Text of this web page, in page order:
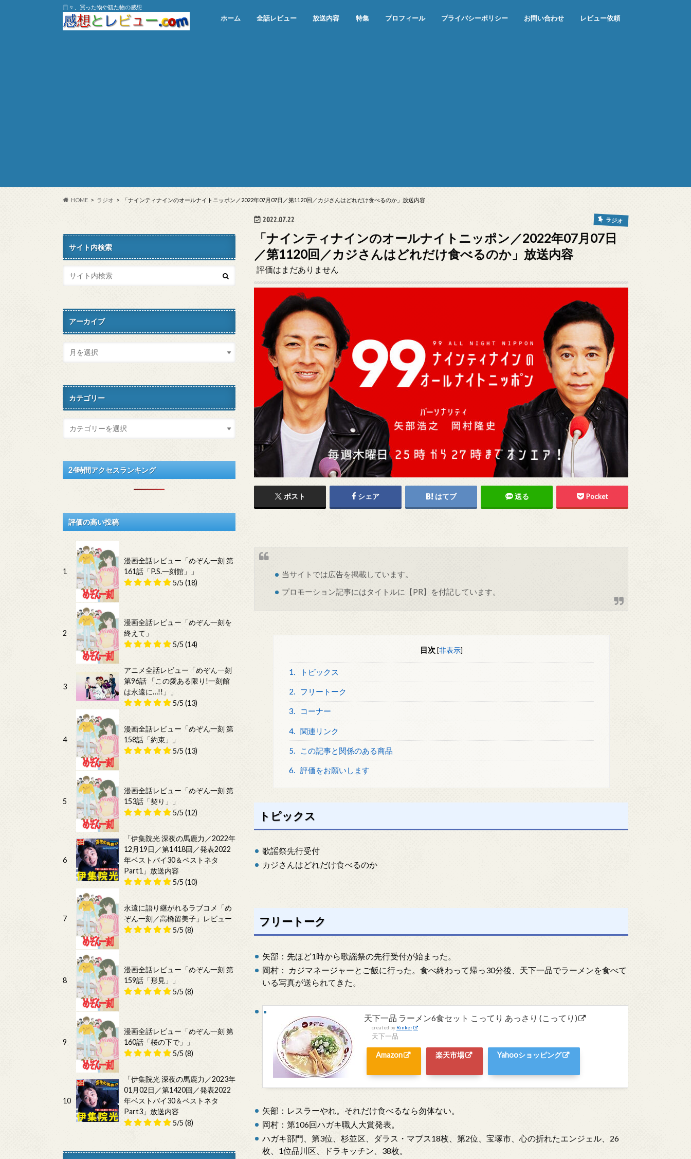
日々、買った物や観た物の感想
ホーム 全話レビュー 放送内容 特集 プロフィール プライバシーポリシー お問い合わせ レビュー依頼
HOME ラジオ 「ナインティナインのオールナイトニッポン／2022年07月07日／第1120回／カジさんはどれだけ食べるのか」放送内容
2022.07.22 ラジオ
「ナインティナインのオールナイトニッポン／2022年07月07日
／第1120回／カジさんはどれだけ食べるのか」放送内容
評価はまだありません
ポスト シェア はてブ 送る Pocket
当サイトでは広告を掲載しています。
プロモーション記事にはタイトルに【PR】を付記しています。
目次 [非表示]
1. トピックス
2. フリートーク
3. コーナー
4. 関連リンク
5. この記事と関係のある商品
6. 評価をお願いします
トピックス
歌謡祭先行受付
カジさんはどれだけ食べるのか
フリートーク
矢部：先ほど1時から歌謡祭の先行受付が始まった。
岡村： カジマネージャーとご飯に行った。食べ終わって帰っ30分後、天下一品でラーメンを食べて
いる写真が送られてきた。
天下一品 ラーメン6食セット こってり あっさり (こってり)
created by Rinker
天下一品
Amazon 楽天市場 Yahooショッピング
矢部：レスラーやれ。それだけ食べるなら勿体ない。
岡村：第106回ハガキ職人大賞発表。
ハガキ部門、第3位、杉並区、ダラス・マブス18枚、第2位、宝塚市、心の折れたエンジェル、26
枚、1位品川区、ドラキッチン、38枚。
サイト内検索
アーカイブ
カテゴリー
24時間アクセスランキング
評価の高い投稿
1
漫画全話レビュー「めぞん一刻 第
161話「P.S.一刻館」」
5/5 (18)
2
漫画全話レビュー「めぞん一刻を
終えて」
5/5 (14)
3
アニメ全話レビュー「めぞん一刻
第96話 「この愛ある限り!一刻館
は永遠に…!!」」
5/5 (13)
4
漫画全話レビュー「めぞん一刻 第
158話「約束」」
5/5 (13)
5
漫画全話レビュー「めぞん一刻 第
153話「契り」」
5/5 (12)
6
「伊集院光 深夜の馬鹿力／2022年
12月19日／第1418回／発表2022
年ベストバイ30＆ベストネタ
Part1」放送内容
5/5 (10)
7
永遠に語り継がれるラブコメ「め
ぞん一刻／高橋留美子」レビュー
5/5 (8)
8
漫画全話レビュー「めぞん一刻 第
159話「形見」」
5/5 (8)
9
漫画全話レビュー「めぞん一刻 第
160話「桜の下で」」
5/5 (8)
10
「伊集院光 深夜の馬鹿力／2023年
01月02日／第1420回／発表2022
年ベストバイ30＆ベストネタ
Part3」放送内容
5/5 (8)